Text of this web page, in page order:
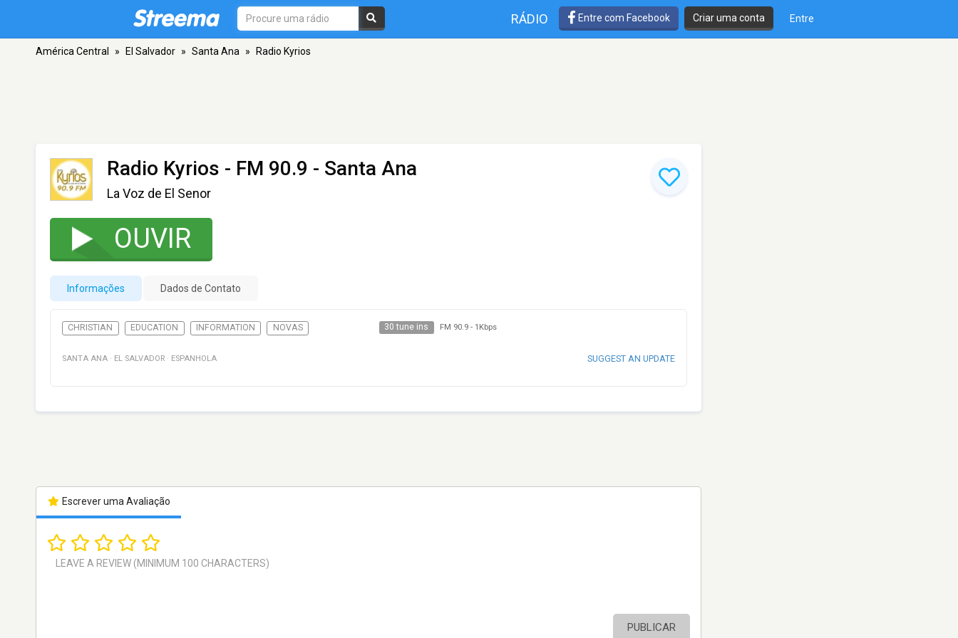
RÁDIO Entre com Facebook Criar uma conta Entre
América Central » El Salvador » Santa Ana » Radio Kyrios
Radio Kyrios - FM 90.9 - Santa Ana
La Voz de El Senor
OUVIR
Informações Dados de Contato
CHRISTIAN EDUCATION INFORMATION NOVAS 30 tune ins FM 90.9- 1Kbps
SANTA ANA · EL SALVADOR · ESPANHOLA SUGGEST AN UPDATE
Escrever uma Avaliação
PUBLICAR